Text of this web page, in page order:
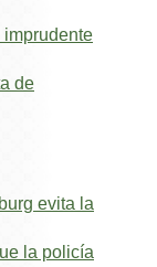
de
evita la
la policía